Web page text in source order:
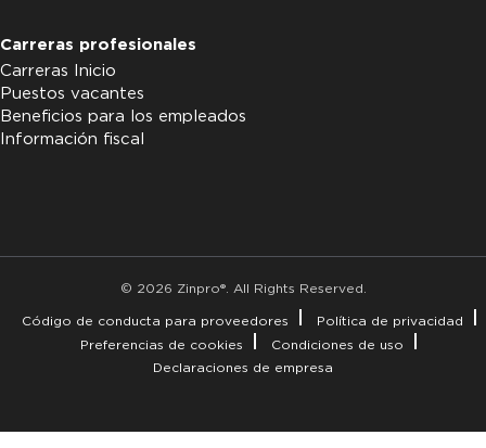
Carreras profesionales
Carreras Inicio
Puestos vacantes
Beneficios para los empleados
Información fiscal
© 2026 Zinpro®. All Rights Reserved.
Código de conducta para proveedores
Política de privacidad
Preferencias de cookies
Condiciones de uso
Declaraciones de empresa